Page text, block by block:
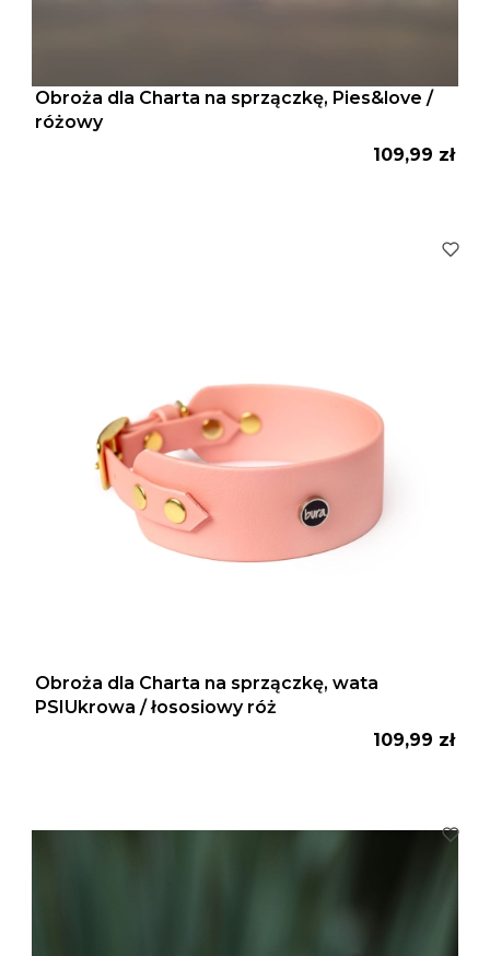
Obroża dla Charta na sprzączkę, Pies&love /
różowy
Cena
109,99 zł
Obroża dla Charta na sprzączkę, wata
PSIUkrowa / łososiowy róż
Cena
109,99 zł